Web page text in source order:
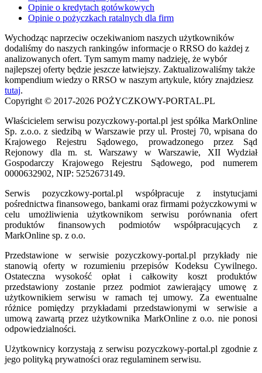
Opinie o kredytach gotówkowych
Opinie o pożyczkach ratalnych dla firm
Wychodząc naprzeciw oczekiwaniom naszych użytkowników
dodaliśmy do naszych rankingów informacje o RRSO do każdej z
analizowanych ofert. Tym samym mamy nadzieję, że wybór
najlepszej oferty będzie jeszcze łatwiejszy. Zaktualizowaliśmy także
kompendium wiedzy o RRSO w naszym artykule, który znajdziesz
tutaj.
Copyright © 2017-2026 POŻYCZKOWY-PORTAL.PL
Właścicielem serwisu pozyczkowy-portal.pl jest spółka MarkOnline
Sp. z.o.o. z siedzibą w Warszawie przy ul. Prostej 70, wpisana do
Krajowego Rejestru Sądowego, prowadzonego przez Sąd
Rejonowy dla m. st. Warszawy w Warszawie, XII Wydział
Gospodarczy Krajowego Rejestru Sądowego, pod numerem
0000632902, NIP: 5252673149.
Serwis pozyczkowy-portal.pl współpracuje z instytucjami
pośrednictwa finansowego, bankami oraz firmami pożyczkowymi w
celu umożliwienia użytkownikom serwisu porównania ofert
produktów finansowych podmiotów współpracujących z
MarkOnline sp. z o.o.
Przedstawione w serwisie pozyczkowy-portal.pl przykłady nie
stanowią oferty w rozumieniu przepisów Kodeksu Cywilnego.
Ostateczna wysokość opłat i całkowity koszt produktów
przedstawiony zostanie przez podmiot zawierający umowę z
użytkownikiem serwisu w ramach tej umowy. Za ewentualne
różnice pomiędzy przykładami przedstawionymi w serwisie a
umową zawartą przez użytkownika MarkOnline z o.o. nie ponosi
odpowiedzialności.
Użytkownicy korzystają z serwisu pozyczkowy-portal.pl zgodnie z
jego polityką prywatności oraz regulaminem serwisu.